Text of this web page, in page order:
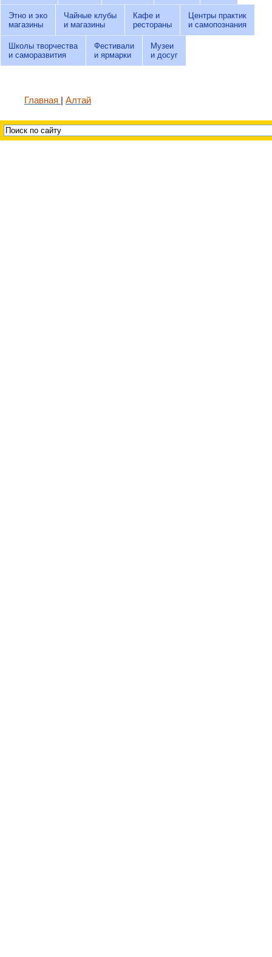
Этно и эко
магазины
Чайные клубы
и магазины
Кафе и
рестораны
Центры практик
и самопознания
Школы творчества
и саморазвития
Фестивали
и ярмарки
Музеи
и досуг
Главная Алтай